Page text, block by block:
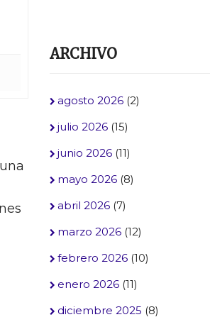
ARCHIVO
agosto 2026 (2)
julio 2026 (15)
junio 2026 (11)
mayo 2026 (8)
abril 2026 (7)
marzo 2026 (12)
febrero 2026 (10)
enero 2026 (11)
diciembre 2025 (8)